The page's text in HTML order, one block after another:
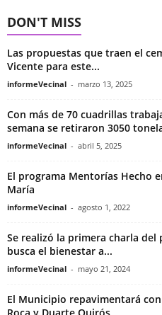
DON'T MISS
Las propuestas que traen el
Vicente para este...
informeVecinal - marzo 13, 2025
Con más de 70 cuadrillas
semana se retiraron 3050
informeVecinal - abril 5, 2025
El programa Mentorías Hecho
María
informeVecinal - agosto 1, 2022
Se realizó la primera charla del
busca el bienestar a...
informeVecinal - mayo 21, 2024
El Municipio repavimentará